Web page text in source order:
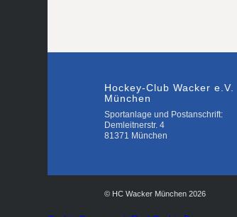
Hockey-Club Wacker e.V.
München
Sportanlage und Postanschrift:
Demleitnerstr. 4
81371 München
© HC Wacker München 2026